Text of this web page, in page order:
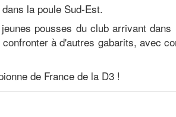
la poule Sud-Est.
pousses du club arrivant
à d'autres gabarits, avec
de France de la D3 !